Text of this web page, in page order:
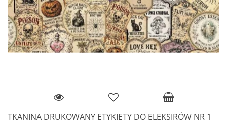
TKANINA DRUKOWANY ETYKIETY DO ELEKSIRÓW NR 1